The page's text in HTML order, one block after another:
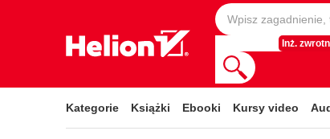
Inż.
Kategorie Książki Ebooki Kursy video